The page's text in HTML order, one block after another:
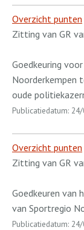
Overzicht punten
Zitting van GR
Goedkeuring
Noorderkempen
oude
Publicatiedatum:
Overzicht punten
Zitting van GR
Goedkeuren van
van Sportregio
Publicatiedatum: